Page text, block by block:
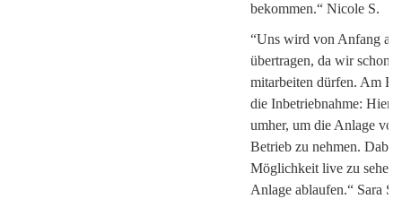
bekommen.“ Nicole S.
“Uns wird von Anfang an
übertragen, da wir schon
mitarbeiten dürfen. Am
die Inbetriebnahme: Hier
umher, um die Anlage
Betrieb zu nehmen.
Möglichkeit live zu sehen,
Anlage ablaufen.“ Sara S.